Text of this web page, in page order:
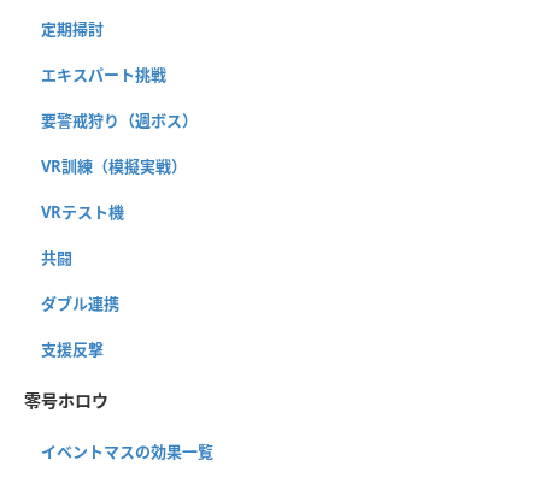
定期掃討
エキスパート挑戦
要警戒狩り（週ボス）
VR訓練（模擬実戦）
VRテスト機
共闘
ダブル連携
支援反撃
零号ホロウ
イベントマスの効果一覧